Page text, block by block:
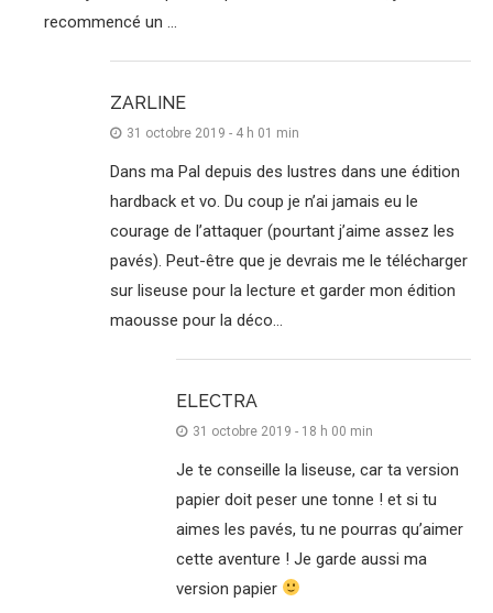
recommencé un …
ZARLINE
31 octobre 2019 - 4 h 01 min
Dans ma Pal depuis des lustres dans une édition
hardback et vo. Du coup je n’ai jamais eu le
courage de l’attaquer (pourtant j’aime assez les
pavés). Peut-être que je devrais me le télécharger
sur liseuse pour la lecture et garder mon édition
maousse pour la déco…
ELECTRA
31 octobre 2019 - 18 h 00 min
Je te conseille la liseuse, car ta version
papier doit peser une tonne ! et si tu
aimes les pavés, tu ne pourras qu’aimer
cette aventure ! Je garde aussi ma
version papier